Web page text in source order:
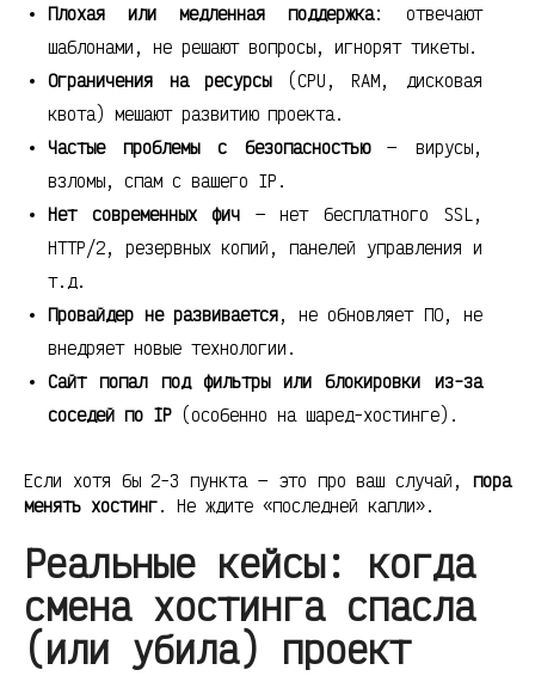
Плохая или медленная поддержка: отвечают
шаблонами, не решают вопросы, игнорят тикеты.
Ограничения на ресурсы(CPU, RAM, дисковая
квота) мешают развитию проекта.
Частые проблемы с безопасностью— вирусы,
взломы, спам с вашего IP.
Нет современных фич — нет бесплатного SSL,
HTTP/2, резервных копий, панелей управления и
т.д.
Провайдер не развивается, не обновляет ПО, не
внедряет новые технологии.
Сайт попал под фильтры или блокировки из-за
соседей по IP (особенно на шаред-хостинге).
Если хотя бы 2-3 пункта — это про ваш случай, пора
менять хостинг. Не ждите «последней капли».
Реальные кейсы: когда
смена хостинга спасла
(или убила) проект